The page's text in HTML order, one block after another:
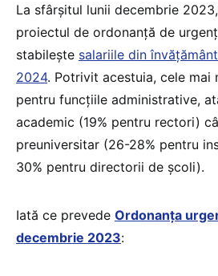
La sfârșitul lunii decembrie
proiectul de ordonanță de
stabilește salariile din
2024. Potrivit acestuia, cele mai
pentru funcțiile administrative,
academic (19% pentru rectori)
preuniversitar (26-28% pentru
30% pentru directorii de școli).
Iată ce prevede Ordonanța
decembrie 2023: